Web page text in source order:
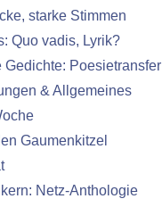
starke Stimmen
Quo vadis, Lyrik?
Gedichte: Poesietransfer
& Allgemeines
Gaumenkitzel
Netz-Anthologie